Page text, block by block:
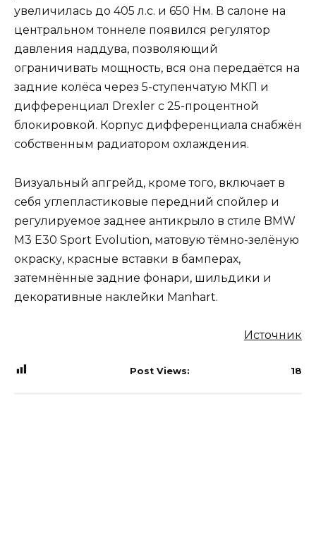
увеличилась до 405 л.с. и 650 Нм. В салоне на
центральном тоннеле появился регулятор
давления наддува, позволяющий
ограничивать мощность, вся она передаётся на
задние колёса через 5-ступенчатую МКП и
дифференциал Drexler с 25-процентной
блокировкой. Корпус дифференциала снабжён
собственным радиатором охлаждения.
Визуальный апгрейд, кроме того, включает в
себя углепластиковые передний спойлер и
регулируемое заднее антикрыло в стиле BMW
M3 E30 Sport Evolution, матовую тёмно-зелёную
окраску, красные вставки в бамперах,
затемнённые задние фонари, шильдики и
декоративные наклейки Manhart.
Источник
Post Views: 18